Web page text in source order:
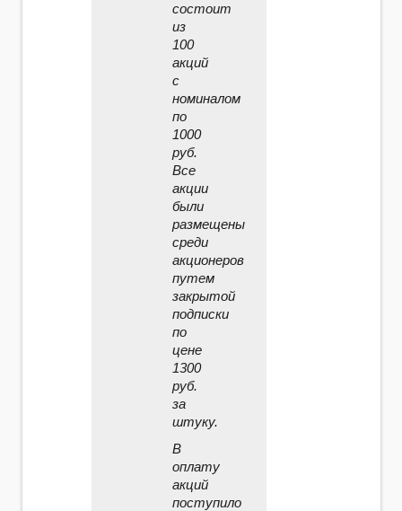
состоит
из
100
акций
с
номиналом
по
1000
руб.
Все
акции
были
размещены
среди
акционеров
путем
закрытой
подписки
по
цене
1300
руб.
за
штуку.
В
оплату
акций
поступило